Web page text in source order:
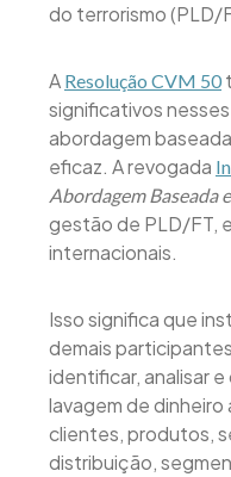
do terrorismo (PLD/
A Resolução CVM 50
significativos
abordagem
eficaz. A revogada
Abordagem Baseada
gestão de PLD/FT,
internacionais.
Isso significa que
demais
identificar, analisar
lavagem de dinheiro
clientes, produtos,
distribuição,